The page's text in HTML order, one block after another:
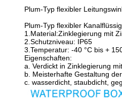
Plum-Typ flexibler
Plum-Typ flexibler
1.Material:Zinklegierung mit
2.Schutzniveau: IP65
3.Temperatur: -40 °C bis +
Eigenschaften:
a. Verdickt in Zinklegierung
b. Meisterhafte Gestaltung
c. wasserdicht, staubdicht,